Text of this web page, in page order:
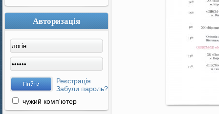
Авторизація
Реєстрація
Забули пароль?
чужий комп'ютер